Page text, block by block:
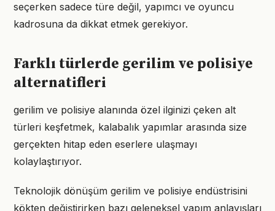
seçerken sadece türe değil, yapımcı ve oyuncu
kadrosuna da dikkat etmek gerekiyor.
Farklı türlerde gerilim ve polisiye
alternatifleri
gerilim ve polisiye alanında özel ilginizi çeken alt
türleri keşfetmek, kalabalık yapımlar arasında size
gerçekten hitap eden eserlere ulaşmayı
kolaylaştırıyor.
Teknolojik dönüşüm gerilim ve polisiye endüstrisini
kökten değiştirirken bazı geleneksel yapım anlayışları